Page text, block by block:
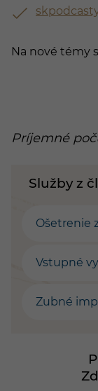
Na nové témy
Príjemné
Služby z
Ošetrenie
Vstupné
Zubné